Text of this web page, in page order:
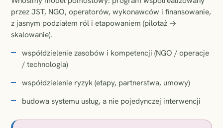
przez JST, NGO, operatorów, wykonawców i finansowanie,
z jasnym podziałem ról i etapowaniem (pilotaż →
skalowanie).
współdzielenie zasobów i kompetencji (NGO / operacje
/ technologia)
współdzielenie ryzyk (etapy, partnerstwa, umowy)
budowa systemu usług, a nie pojedynczej interwencji